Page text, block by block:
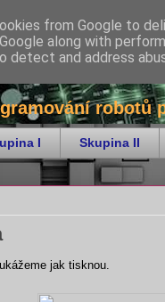
robotů
I Skupina II
jak tisknou.
from Google to
along with
detect and address